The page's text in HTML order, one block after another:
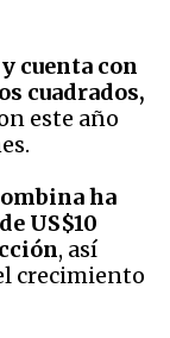
cuenta con
cuadrados,
este año
ha
US$10
, así
crecimiento